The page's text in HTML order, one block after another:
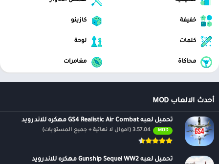
خفيفة كازينو
كلمات لوحة
محاكاة مغامرات
أحدث الالعاب MOD
تحميل لعبه GS4 Realistic Air Combat مهكره للاندرويد
MOD 3.57.04 (أموال لا نهائية + جميع المستويات)
تحميل لعبه Gunship Sequel WW2 مهكره للاندرويد